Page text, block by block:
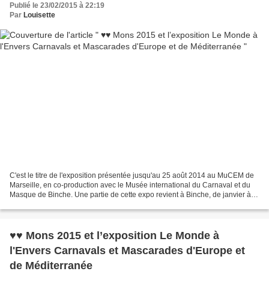
Publié le 23/02/2015 à 22:19
Par Louisette
C'est le titre de l'exposition présentée jusqu'au 25 août 2014 au MuCEM de
Marseille, en co-production avec le Musée international du Carnaval et du
Masque de Binche. Une partie de cette expo revient à Binche, de janvier à
♥♥ Mons 2015 et l’exposition Le Monde à
l'Envers Carnavals et Mascarades d'Europe et
de Méditerranée